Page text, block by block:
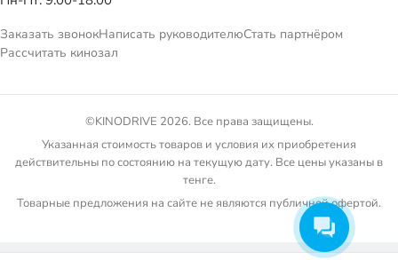
Заказать звонокНаписать руководителюСтать партнёром
Рассчитать кинозал
©KINODRIVE 2026. Все права защищены.
Указанная стоимость товаров и условия их приобретения
действительны по состоянию на текущую дату. Все цены указаны в
тенге.
Товарные предложения на сайте не являются публичной офертой.